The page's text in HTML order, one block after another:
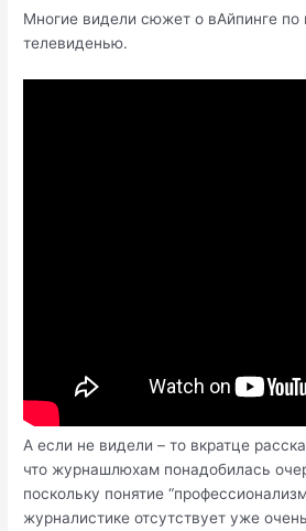
Многие видели сюжет о вАйпинге по
телевиденью.
А если не видели – то вкратце
что журнашлюхам понадобилась
поскольку понятие
журналистике отсутствует уже